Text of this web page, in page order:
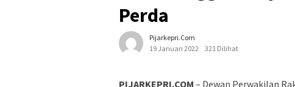
Perda
Pijarkepri.com
19 Januari 2022
321 Dilihat
PIJARKEPRI.COM – Dewan Perwakilan